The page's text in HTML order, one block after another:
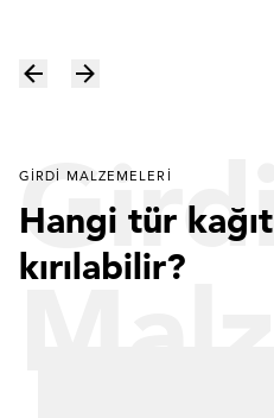
Girdi
GIRDI MALZEMELERI
Hangi tür
kırılabilir?